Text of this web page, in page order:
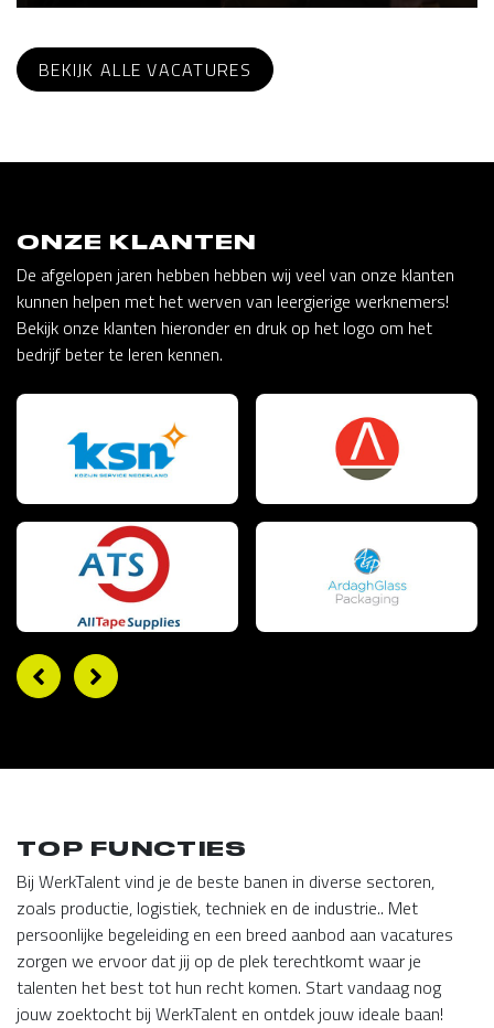
BEKIJK ALLE VACATURES
ONZE KLANTEN
De afgelopen jaren hebben hebben wij veel van onze klanten
kunnen helpen met het werven van leergierige werknemers!
Bekijk onze klanten hieronder en druk op het logo om het
bedrijf beter te leren kennen.
TOP FUNCTIES
Bij WerkTalent vind je de beste banen in diverse sectoren,
zoals productie, logistiek, techniek en de industrie.. Met
persoonlijke begeleiding en een breed aanbod aan vacatures
zorgen we ervoor dat jij op de plek terechtkomt waar je
talenten het best tot hun recht komen. Start vandaag nog
jouw zoektocht bij WerkTalent en ontdek jouw ideale baan!